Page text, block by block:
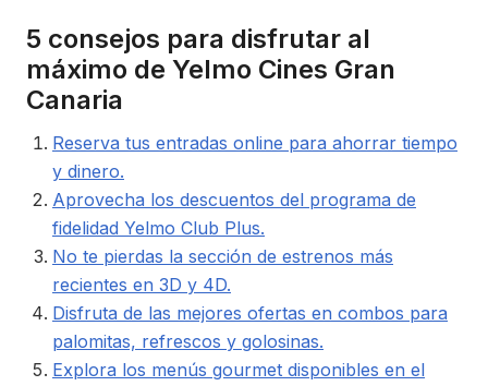
5 consejos para disfrutar al
máximo de Yelmo Cines Gran
Canaria
Reserva tus entradas online para ahorrar tiempo
y dinero.
Aprovecha los descuentos del programa de
fidelidad Yelmo Club Plus.
No te pierdas la sección de estrenos más
recientes en 3D y 4D.
Disfruta de las mejores ofertas en combos para
palomitas, refrescos y golosinas.
Explora los menús gourmet disponibles en el